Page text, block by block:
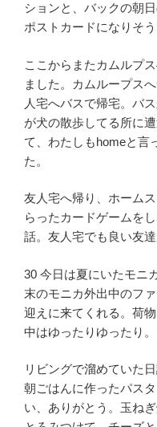
ションと、バックの朝
ポストカードになりそ
ここからまたカムルプ
ました。カムループス
人宅へバスで帰宅。バ
が犬の散歩してる所に
て、わたしもhomeと言
た。
友人宅へ帰り、ホーム
らったカードゲームを
話。友人宅でも良い友
30 今日は夏にいたモニ
末のモニカ外出中のフ
迎えに来てくれる。荷
中はゆったりゆったり。
リビングで溜めていた
朝ごはんに作ったパス
い、ありがとう。玉ね